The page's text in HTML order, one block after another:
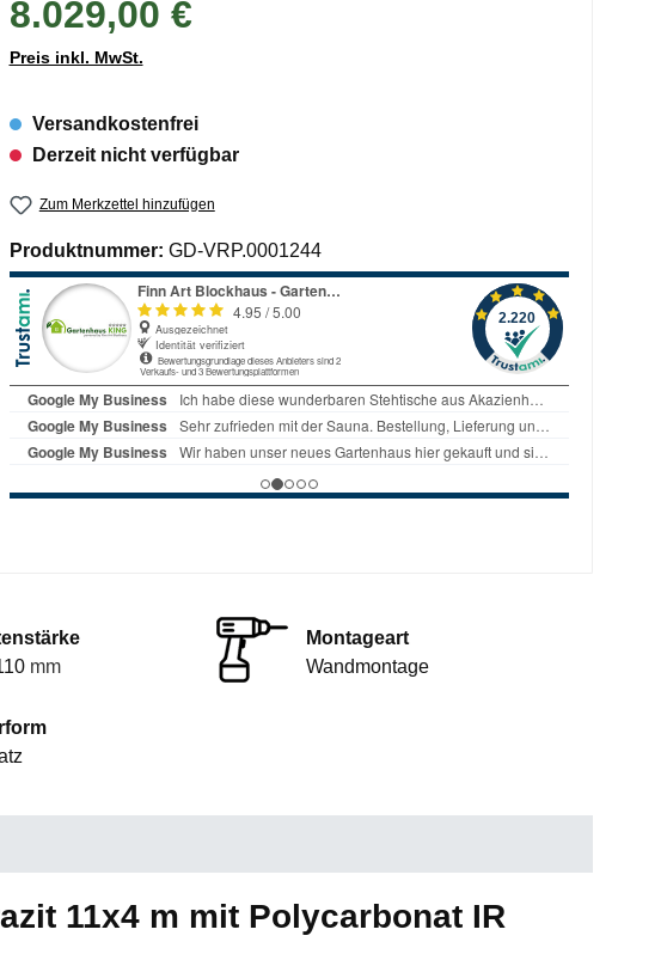
8.029,00 €
Preis inkl. MwSt.
Versandkostenfrei
Derzeit nicht verfügbar
Zum Merkzettel hinzufügen
Produktnummer: GD-VRP.0001244
mm
Montageart
Wandmontage
11x4 m mit Polycarbonat IR